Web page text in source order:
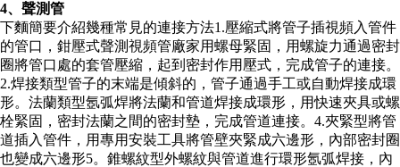
4、聲測管
下麵簡要介紹幾種常見的連接方法1.壓縮式將管子插視頻入管件
的管口，鉗壓式聲測視頻管廠家用螺母緊固，用螺旋力通過密封
圈將管口處的套管壓縮，起到密封作用壓式，完成管子的連接。
2.焊接類型管子的末端是傾斜的，管子通過手工或自動焊接成環
形。法蘭類型氬弧焊將法蘭和管道焊接成環形，用快速夾具或螺
栓緊固，密封法蘭之間的密封墊，完成管道連接。4.夾緊型將管
道插入管件，用專用安裝工具將管壁夾緊成六邊形，內部密封圈
也變成六邊形5。錐螺紋型外螺紋與管道進行環形氬弧焊接，內